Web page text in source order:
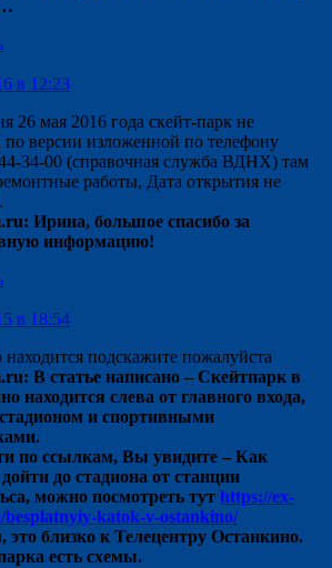
в 12:23
26 мая 2016 года скейт-парк не
по версии изложенной по телефону
34-00 (справочная служба ВДНХ) там
работы, Дата открытия не
Ирина, большое спасибо за
информацию!
в 18:54
находится подскажите пожалуйста
В статье написано – Скейтпарк в
находится слева от главного входа,
и спортивными
по ссылкам, Вы увидите – Как
до стадиона от станции
можно посмотреть тут https://ex-
katok-v-ostankino/
близко к Телецентру Останкино.
есть схемы.